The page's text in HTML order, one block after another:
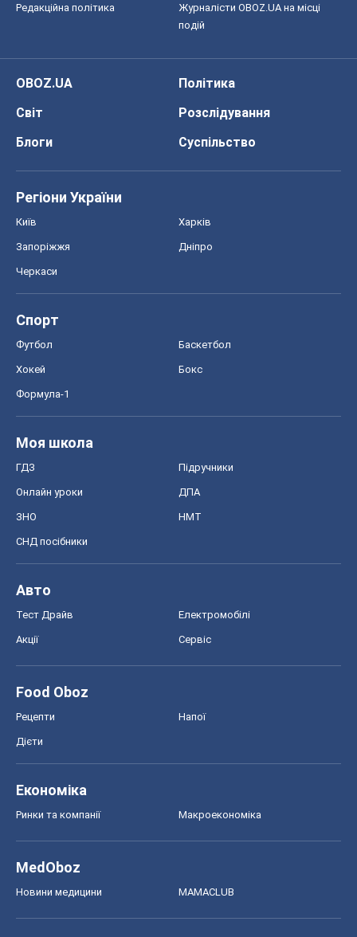
Редакційна політика
Журналісти OBOZ.UA на місці
подій
OBOZ.UA
Політика
Світ
Розслідування
Блоги
Суспільство
Регіони України
Київ Харків
Запоріжжя Дніпро
Черкаси
Спорт
Футбол Баскетбол
Хокей Бокс
Формула-1
Моя школа
ГДЗ Підручники
Онлайн уроки ДПА
ЗНО НМТ
СНД посібники
Авто
Тест Драйв Електромобілі
Акції Сервіс
Food Oboz
Рецепти Напої
Дієти
Економіка
Ринки та компанії Макроекономіка
MedOboz
Новини медицини MAMACLUB